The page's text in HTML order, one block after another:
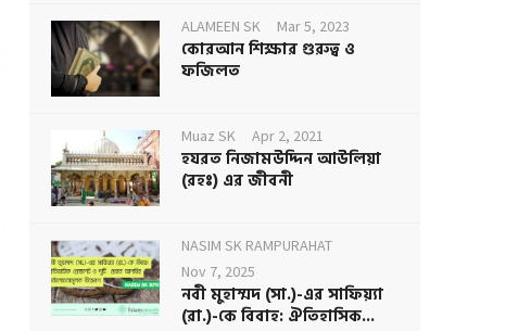
ALAMEEN SK Mar 5, 2023
কোরআন শিক্ষার গুরুত্ব ও
ফজিলত
Muaz SK Apr 2, 2021
হযরত নিজামউদ্দিন আউলিয়া
(রহঃ) এর জীবনী
NASIM SK RAMPURAHAT
Nov 7, 2025
নবী মুহাম্মদ (সা.)-এর সাফিয়্যা
(রা.)-কে বিবাহ: ঐতিহাসিক...